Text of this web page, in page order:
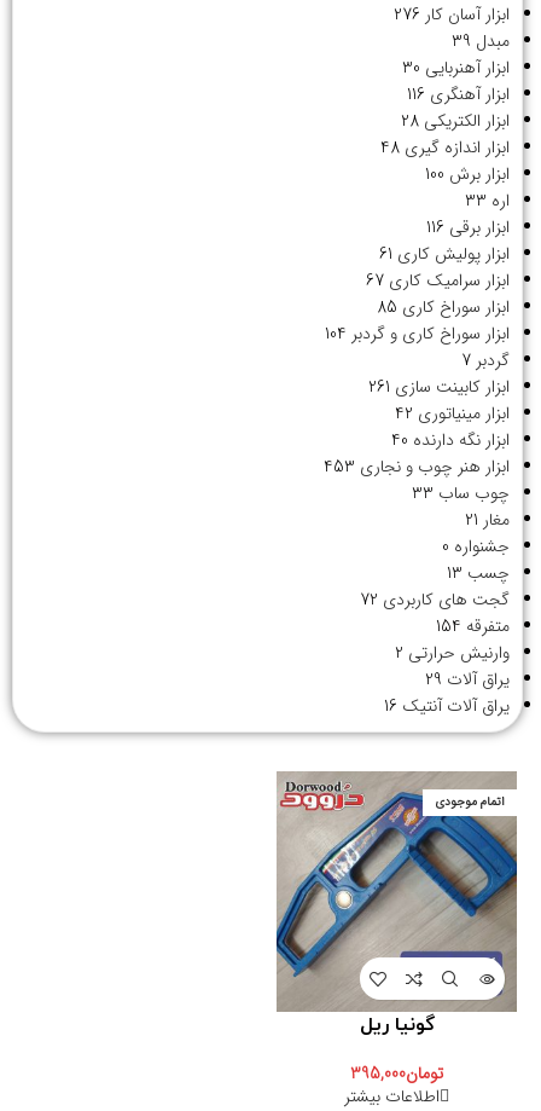
ابزار آسان کار 276
مبدل 39
ابزار آهنربایی 30
ابزار آهنگری 116
ابزار الکتریکی 28
ابزار اندازه گیری 48
ابزار برش 100
اره 33
ابزار برقی 116
ابزار پولیش کاری 61
ابزار سرامیک کاری 67
ابزار سوراخ کاری 85
ابزار سوراخ کاری و گردبر 104
گردبر 7
ابزار کابینت سازی 261
ابزار مینیاتوری 42
ابزار نگه دارنده 40
ابزار هنر چوب و نجاری 453
چوب ساب 33
مغار 21
جشنواره 0
چسب 13
گجت های کاربردی 72
متفرقه 154
وارنیش حرارتی 2
یراق آلات 29
یراق آلات آنتیک 16
اتمام موجودی
گونیا ریل
تومان395,000
اطلاعات بیشتر